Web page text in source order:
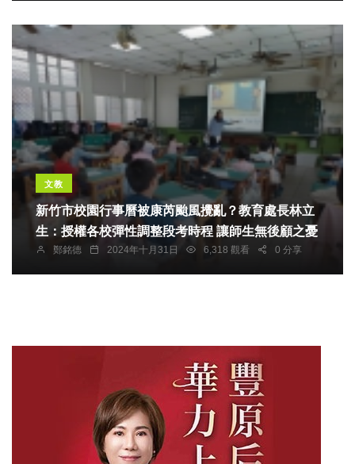
文教
新竹市校園行事曆被康芮颱風攪亂？教育處長林立
生：授權各校彈性調整段考時程 讓師生無後顧之憂
鄭銘德 2024年十月31日 6,318 觀看 0 分享